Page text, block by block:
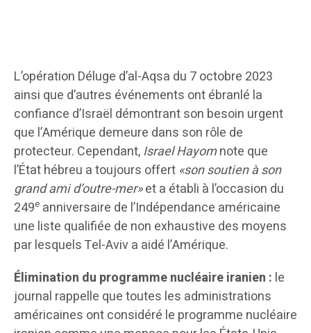
L’opération Déluge d’al-Aqsa du 7 octobre 2023
ainsi que d’autres événements ont ébranlé la
confiance d’Israël démontrant son besoin urgent
que l’Amérique demeure dans son rôle de
protecteur. Cependant,Israel Hayomnote que
l’État hébreu a toujours offert «son soutien à son
grand ami d’outre-mer»et a établi à l’occasion du
249e anniversaire de l’Indépendance américaine
une liste qualifiée de non exhaustive des moyens
par lesquels Tel-Aviv a aidé l’Amérique.
Élimination du programme nucléaire iranien : le
journal rappelle que toutes les administrations
américaines ont considéré le programme nucléaire